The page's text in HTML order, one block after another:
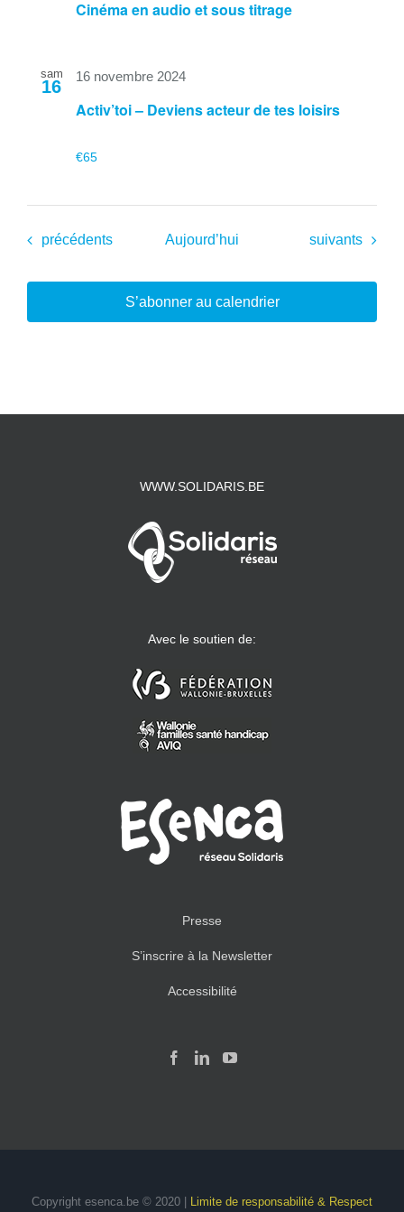
Cinéma en audio et sous titrage
sam
16
Activ’toi – Deviens acteur de tes loisirs
16 novembre 2024
€65
Évènements
précédents Aujourd’hui Évènements
suivants
S’abonner au calendrier
WWW.SOLIDARIS.BE
Avec le soutien de:
Presse
S’inscrire à la Newsletter
Accessibilité
Copyright esenca.be © 2020 | Limite de responsabilité & Respect